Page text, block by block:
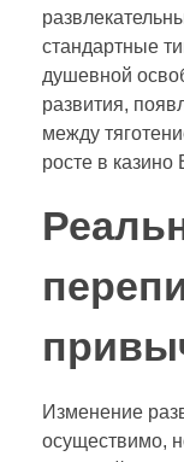
стандартные
душевной
развития,
между
росте в казино
Изменение
осуществимо,